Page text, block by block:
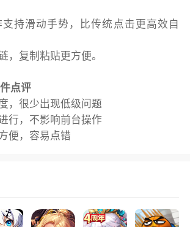
持滑动手势，比传统点击更高效自
，复制粘贴更方便。
点评
，很少出现低级问题
行，不影响前台操作
便，容易点错